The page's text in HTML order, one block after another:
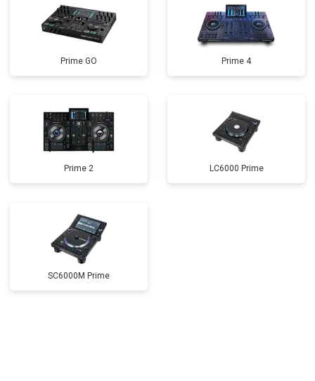
Prime GO Prime 4
Prime 2 LC6000 Prime
SC6000M Prime